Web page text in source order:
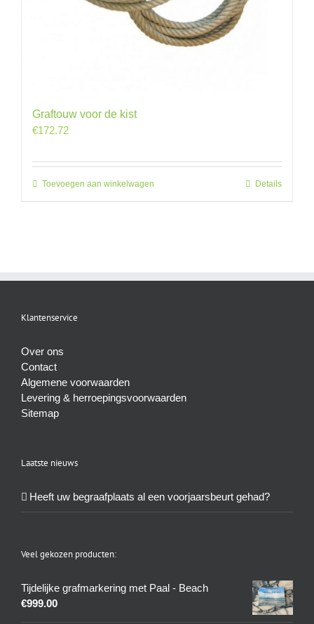
Graftouw voor de kist
€172.72
Toevoegen aan winkelwagen Details
Klantenservice
Over ons
Contact
Algemene voorwaarden
Levering & herroepingsvoorwaarden
Sitemap
Laatste nieuws
Heeft uw begraafplaats al een voorjaarsbeurt gehad?
Veel gekozen producten:
Tijdelijke grafmarkering met Paal - Beach
€999.00